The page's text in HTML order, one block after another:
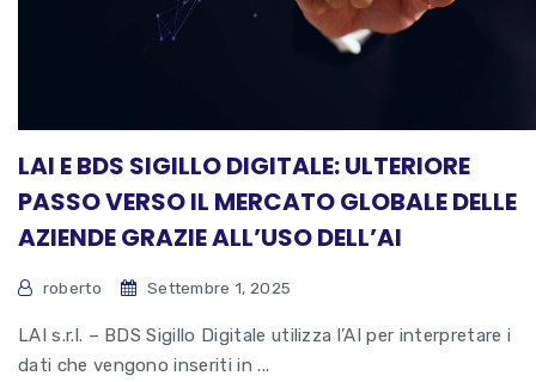
LAI E BDS SIGILLO DIGITALE: ULTERIORE
PASSO VERSO IL MERCATO GLOBALE DELLE
AZIENDE GRAZIE ALL’USO DELL’AI
roberto Settembre 1, 2025
LAI s.r.l. – BDS Sigillo Digitale utilizza l’AI per interpretare i
dati che vengono inseriti in ...